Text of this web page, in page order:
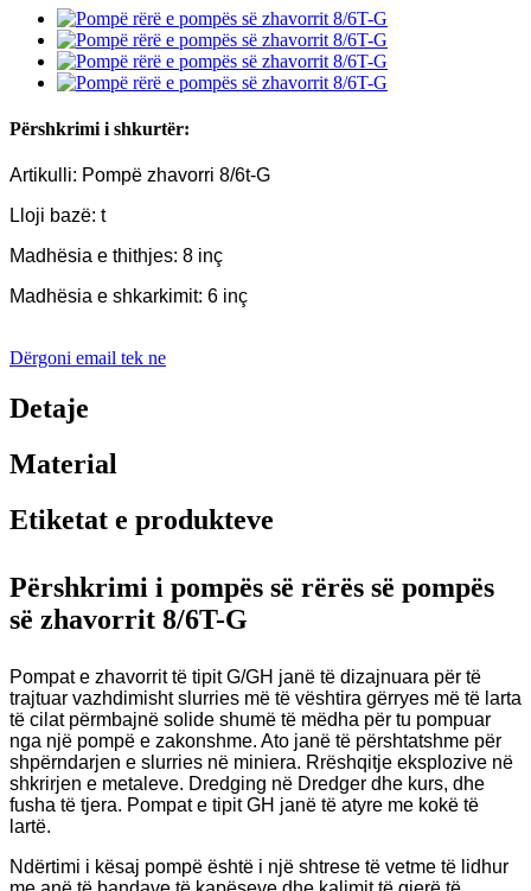
Përshkrimi i shkurtër:
Artikulli: Pompë zhavorri 8/6t-G
Lloji bazë: t
Madhësia e thithjes: 8 inç
Madhësia e shkarkimit: 6 inç
Dërgoni email tek ne
Detaje
Material
Etiketat e produkteve
Përshkrimi i pompës së rërës së pompës
së zhavorrit 8/6T-G
Pompat e zhavorrit të tipit G/GH janë të dizajnuara për të
trajtuar vazhdimisht slurries më të vështira gërryes më të larta
të cilat përmbajnë solide shumë të mëdha për tu pompuar
nga një pompë e zakonshme. Ato janë të përshtatshme për
shpërndarjen e slurries në miniera. Rrëshqitje eksplozive në
shkrirjen e metaleve. Dredging në Dredger dhe kurs, dhe
fusha të tjera. Pompat e tipit GH janë të atyre me kokë të
lartë.
Ndërtimi i kësaj pompë është i një shtrese të vetme të lidhur